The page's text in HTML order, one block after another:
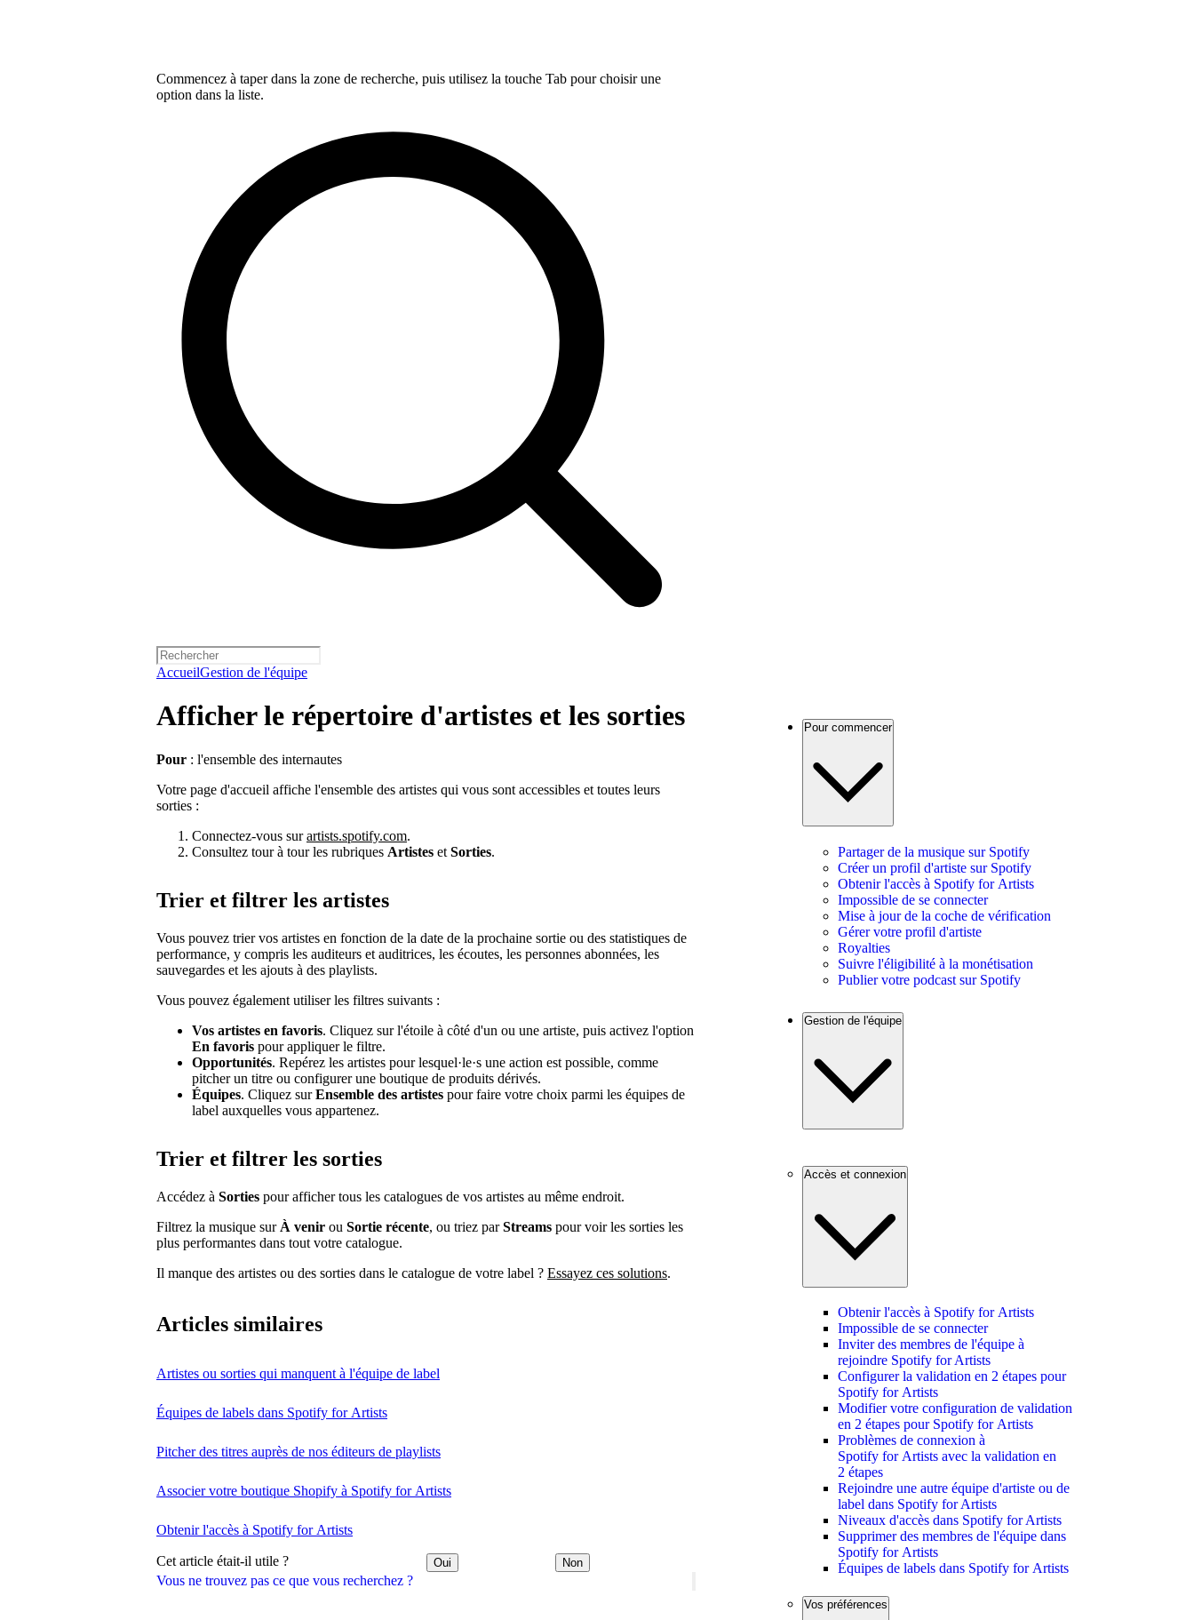
Commencez à taper dans la zone de recherche, puis utilisez la touche Tab pour choisir une
option dans la liste.
AccueilGestion de l'équipe
Vous ne trouvez pas ce que vous recherchez ?
Afficher le répertoire d'artistes et les sorties
Pour : l'ensemble des internautes
Votre page d'accueil affiche l'ensemble des artistes qui vous sont accessibles et toutes leurs
sorties :
Connectez-vous surartists.spotify.com.
Consultez tour à tour les rubriques Artistes et Sorties.
Trier et filtrer les artistes
Vous pouvez trier vos artistes en fonction de la date de la prochaine sortie ou des statistiques de
performance, y compris les auditeurs et auditrices, les écoutes, les personnes abonnées, les
sauvegardes et les ajouts à des playlists.
Vous pouvez également utiliser les filtres suivants :
Vos artistes en favoris. Cliquez sur l'étoile à côté d'un ou une artiste, puis activez l'option
En favoris pour appliquer le filtre.
Opportunités. Repérez les artistes pour lesquel·le·s une action est possible, comme
pitcher un titre ou configurer une boutique de produits dérivés.
Équipes. Cliquez surEnsemble des artistes pour faire votre choix parmi les équipes de
label auxquelles vous appartenez.
Trier et filtrer les sorties
Accédez à Sorties pour afficher tous les catalogues de vos artistes au même endroit.
Filtrez la musique sur À venir ou Sortie récente, ou triez parStreams pour voir les sorties les
plus performantes dans tout votre catalogue.
Il manque des artistes ou des sorties dans le catalogue de votre label ? Essayez ces solutions.
Articles similaires
Artistes ou sorties qui manquent à l'équipe de label
Équipes de labels dans Spotify for Artists
Pitcher des titres auprès de nos éditeurs de playlists
Associer votre boutique Shopify à Spotify for Artists
Obtenir l'accès à Spotify for Artists
Cet article était-il utile ? Oui Non
Pour commencer
Partager de la musique sur Spotify
Créer un profil d'artiste sur Spotify
Obtenir l'accès à Spotify for Artists
Impossible de se connecter
Mise à jour de la coche de vérification
Gérer votre profil d'artiste
Royalties
Suivre l'éligibilité à la monétisation
Publier votre podcast sur Spotify
Gestion de l'équipe
Accès et connexion
Obtenir l'accès à Spotify for Artists
Impossible de se connecter
Inviter des membres de l'équipe à
rejoindre Spotify for Artists
Configurer la validation en 2 étapes pour
Spotify for Artists
Modifier votre configuration de validation
en 2 étapes pour Spotify for Artists
Problèmes de connexion à
Spotify for Artists avec la validation en
2 étapes
Rejoindre une autre équipe d'artiste ou de
label dans Spotify for Artists
Niveaux d'accès dans Spotify for Artists
Supprimer des membres de l'équipe dans
Spotify for Artists
Équipes de labels dans Spotify for Artists
Vos préférences